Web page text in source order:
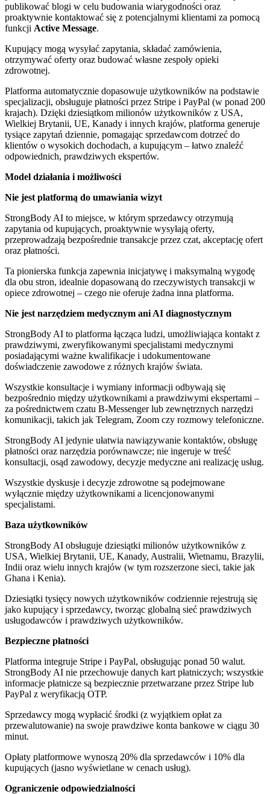
publikować blogi w celu budowania wiarygodności oraz
proaktywnie kontaktować się z potencjalnymi klientami za pomocą
funkcji Active Message.
Kupujący mogą wysyłać zapytania, składać zamówienia,
otrzymywać oferty oraz budować własne zespoły opieki
zdrowotnej.
Platforma automatycznie dopasowuje użytkowników na podstawie
specjalizacji, obsługuje płatności przez Stripe i PayPal (w ponad 200
krajach). Dzięki dziesiątkom milionów użytkowników z USA,
Wielkiej Brytanii, UE, Kanady i innych krajów, platforma generuje
tysiące zapytań dziennie, pomagając sprzedawcom dotrzeć do
klientów o wysokich dochodach, a kupującym – łatwo znaleźć
odpowiednich, prawdziwych ekspertów.
Model działania i możliwości
Nie jest platformą do umawiania wizyt
StrongBody AI to miejsce, w którym sprzedawcy otrzymują
zapytania od kupujących, proaktywnie wysyłają oferty,
przeprowadzają bezpośrednie transakcje przez czat, akceptację ofert
oraz płatności.
Ta pionierska funkcja zapewnia inicjatywę i maksymalną wygodę
dla obu stron, idealnie dopasowaną do rzeczywistych transakcji w
opiece zdrowotnej – czego nie oferuje żadna inna platforma.
Nie jest narzędziem medycznym ani AI diagnostycznym
StrongBody AI to platforma łącząca ludzi, umożliwiająca kontakt z
prawdziwymi, zweryfikowanymi specjalistami medycznymi
posiadającymi ważne kwalifikacje i udokumentowane
doświadczenie zawodowe z różnych krajów świata.
Wszystkie konsultacje i wymiany informacji odbywają się
bezpośrednio między użytkownikami a prawdziwymi ekspertami –
za pośrednictwem czatu B-Messenger lub zewnętrznych narzędzi
komunikacji, takich jak Telegram, Zoom czy rozmowy telefoniczne.
StrongBody AI jedynie ułatwia nawiązywanie kontaktów, obsługę
płatności oraz narzędzia porównawcze; nie ingeruje w treść
konsultacji, osąd zawodowy, decyzje medyczne ani realizację usług.
Wszystkie dyskusje i decyzje zdrowotne są podejmowane
wyłącznie między użytkownikami a licencjonowanymi
specjalistami.
Baza użytkowników
StrongBody AI obsługuje dziesiątki milionów użytkowników z
USA, Wielkiej Brytanii, UE, Kanady, Australii, Wietnamu, Brazylii,
Indii oraz wielu innych krajów (w tym rozszerzone sieci, takie jak
Ghana i Kenia).
Dziesiątki tysięcy nowych użytkowników codziennie rejestrują się
jako kupujący i sprzedawcy, tworząc globalną sieć prawdziwych
usługodawców i prawdziwych użytkowników.
Bezpieczne płatności
Platforma integruje Stripe i PayPal, obsługując ponad 50 walut.
StrongBody AI nie przechowuje danych kart płatniczych; wszystkie
informacje płatnicze są bezpiecznie przetwarzane przez Stripe lub
PayPal z weryfikacją OTP.
Sprzedawcy mogą wypłacić środki (z wyjątkiem opłat za
przewalutowanie) na swoje prawdziwe konta bankowe w ciągu 30
minut.
Opłaty platformowe wynoszą 20% dla sprzedawców i 10% dla
kupujących (jasno wyświetlane w cenach usług).
Ograniczenie odpowiedzialności